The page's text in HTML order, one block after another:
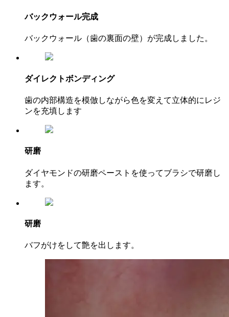
バックウォール完成
バックウォール（歯の裏面の壁）が完成しました。
ダイレクトボンディング
歯の内部構造を模倣しながら色を変えて立体的にレジ
ンを充填します
研磨
ダイヤモンドの研磨ペーストを使ってブラシで研磨し
ます。
研磨
バフがけをして艶を出します。